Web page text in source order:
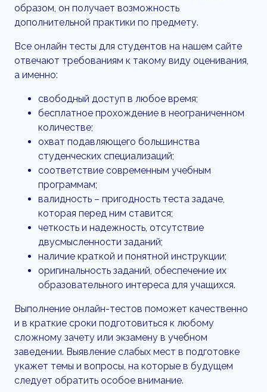
образом, он получает возможность
дополнительной практики по предмету.
Все онлайн тесты для студентов на нашем сайте
отвечают требованиям к такому виду оценивания,
а именно:
свободный доступ в любое время;
бесплатное прохождение в неограниченном
количестве;
охват подавляющего большинства
студенческих специализаций;
соответствие современным учебным
программам;
валидность – пригодность теста задаче,
которая перед ним ставится;
четкость и надежность, отсутствие
двусмысленности заданий;
наличие краткой и понятной инструкции;
оригинальность заданий, обеспечение их
образовательного интереса для учащихся.
Выполнение онлайн-тестов поможет качественно
и в краткие сроки подготовиться к любому
сложному зачету или экзамену в учебном
заведении. Выявление слабых мест в подготовке
укажет темы и вопросы, на которые в будущем
следует обратить особое внимание.